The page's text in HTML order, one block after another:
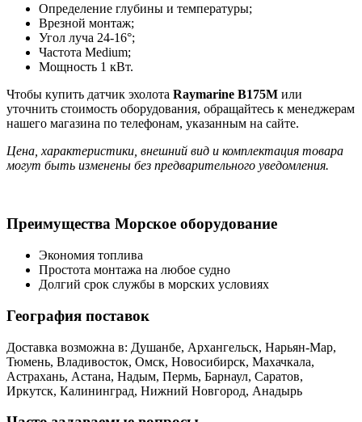
Определение глубины и температуры;
Врезной монтаж;
Угол луча 24-16°;
Частота Medium;
Мощность 1 кВт.
Чтобы купить датчик эхолота Raymarine B175M или
уточнить стоимость оборудования, обращайтесь к менеджерам
нашего магазина по телефонам, указанным на сайте.
Цена, характеристики, внешний вид и комплектация товара
могут быть изменены без предварительного уведомления.
Преимущества Морское оборудование
Экономия топлива
Простота монтажа на любое судно
Долгий срок службы в морских условиях
География поставок
Доставка возможна в: Душанбе, Архангельск, Нарьян-Мар,
Тюмень, Владивосток, Омск, Новосибирск, Махачкала,
Астрахань, Астана, Надым, Пермь, Барнаул, Саратов,
Иркутск, Калининград, Нижний Новгород, Анадырь